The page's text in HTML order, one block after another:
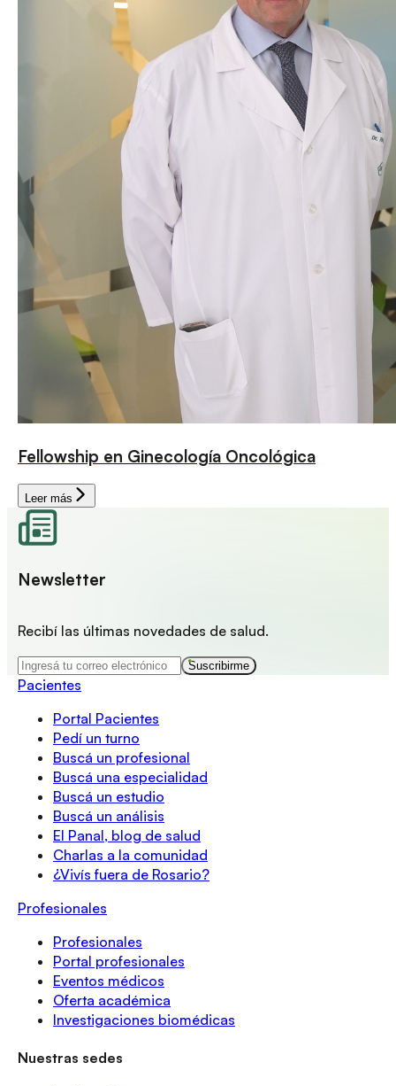
Fellowship en Ginecología Oncológica
Leer más
Newsletter
Recibí las últimas novedades de salud.
Suscribirme
Pacientes
Portal Pacientes
Pedí un turno
Buscá un profesional
Buscá una especialidad
Buscá un estudio
Buscá un análisis
El Panal, blog de salud
Charlas a la comunidad
¿Vivís fuera de Rosario?
Profesionales
Profesionales
Portal profesionales
Eventos médicos
Oferta académica
Investigaciones biomédicas
Nuestras sedes